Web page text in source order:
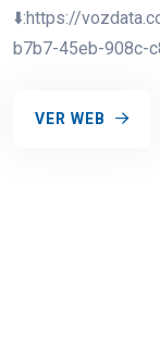
⬇️:https://
b7b7-45eb-908c-
VER WEB